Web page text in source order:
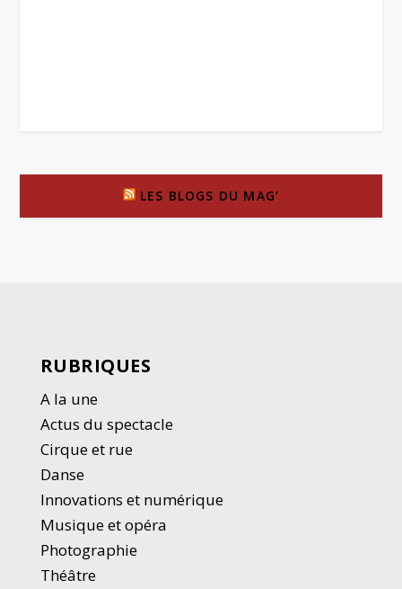
LES BLOGS DU MAG’
RUBRIQUES
A la une
Actus du spectacle
Cirque et rue
Danse
Innovations et numérique
Musique et opéra
Photographie
Théâtre